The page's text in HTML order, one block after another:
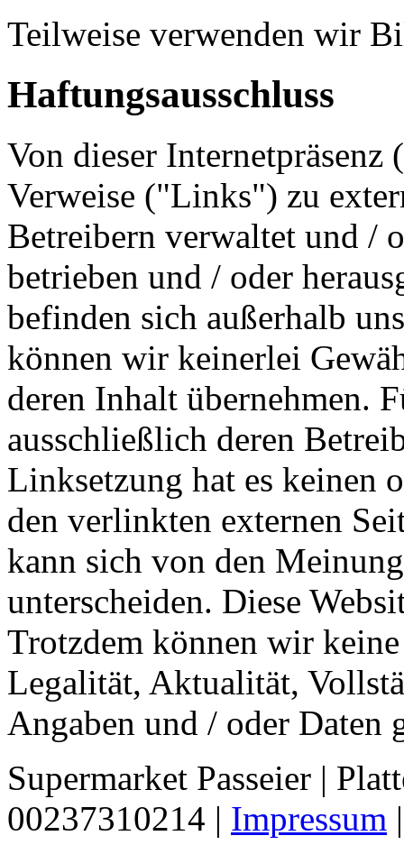
Teilweise verwenden wir
Haftungsausschluss
Von dieser
Verweise ("Links") zu
Betreibern verwaltet und /
betrieben und / oder
befinden sich außerhalb
können wir keinerlei
deren Inhalt übernehmen.
ausschließlich deren
Linksetzung hat es keinen
den verlinkten externen
kann sich von den
unterscheiden. Diese
Trotzdem können wir
Legalität, Aktualität,
Angaben und / oder Daten
Supermarket Passeier |
00237310214 | Impressum